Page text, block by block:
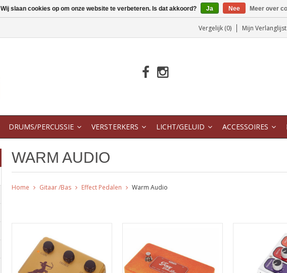
Vergelijk (0) Mijn Verlanglijst
DRUMS/PERCUSSIE VERSTERKERS LICHT/GELUID ACCESSOIRES
WARM AUDIO
Home Gitaar /Bas Effect Pedalen Warm Audio
Wij slaan cookies op om onze website te verbeteren. Is dat akkoord? Ja Nee Meer over